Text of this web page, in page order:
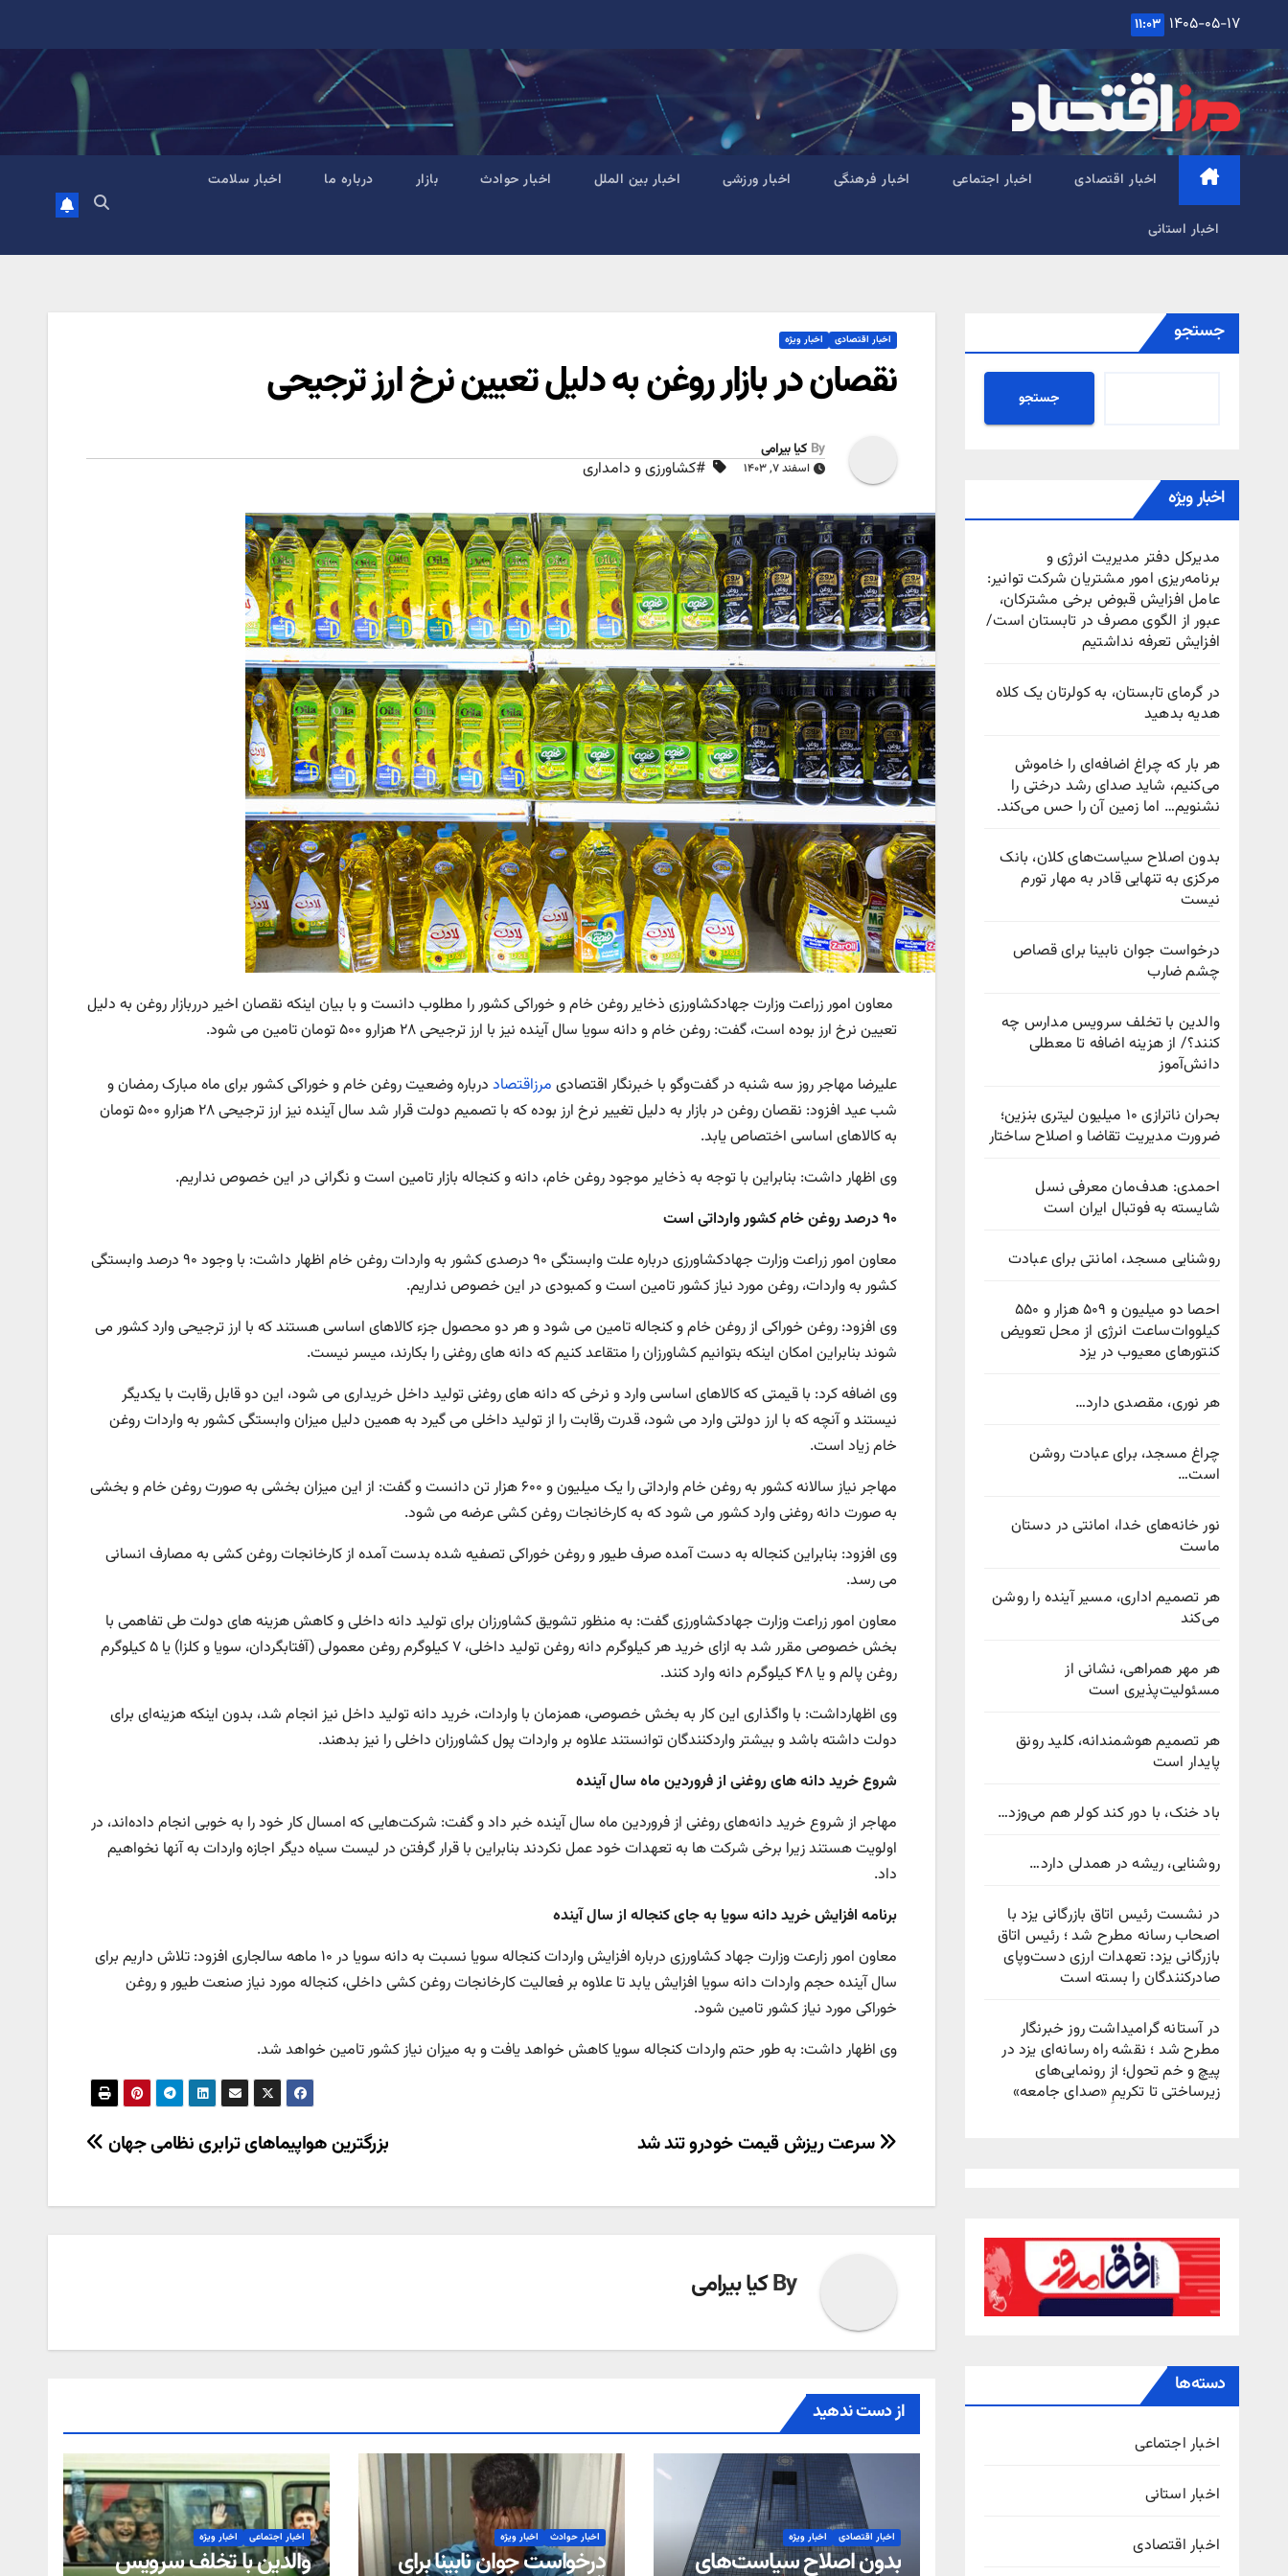
content
۱۴۰۵-۰۵-۱۷ ۱۱:۰۳
اخبار اقتصادی اخبار اجتماعی اخبار فرهنگی اخبار ورزشی اخبار بین الملل اخبار حوادث بازار درباره ما اخبار سلامت
اخبار استانی
جستجو
جستجو
اخبار ویژه
مدیرکل دفتر مدیریت انرژی و
برنامه‌ریزی امور مشتریان شرکت توانیر:
عامل افزایش قبوض برخی مشترکان،
عبور از الگوی مصرف در تابستان است/
افزایش تعرفه نداشتیم
در گرمای تابستان، به کولرتان یک کلاه
هدیه بدهید
هر بار که چراغ اضافه‌ای را خاموش
می‌کنیم، شاید صدای رشد درختی را
نشنویم… اما زمین آن را حس می‌کند.
بدون اصلاح سیاست‌های کلان، بانک
مرکزی به تنهایی قادر به مهار تورم
نیست
درخواست جوان نابینا برای قصاص
چشم ضارب
والدین با تخلف سرویس مدارس چه
کنند؟/ از هزینه اضافه تا معطلی
دانش‌آموز
بحران ناترازی ۱۰ میلیون لیتری بنزین؛
ضرورت مدیریت تقاضا و اصلاح ساختار
احمدی: هدف‌مان معرفی نسل
شایسته به فوتبال ایران است
روشنایی مسجد، امانتی برای عبادت
احصا دو میلیون و ۵۰۹ هزار و ۵۵۰
کیلووات‌ساعت انرژی از محل تعویض
کنتورهای معیوب در یزد
هر نوری، مقصدی دارد…
چراغ مسجد، برای عبادت روشن
است…
نور خانه‌های خدا، امانتی در دستان
ماست
هر تصمیم اداری، مسیر آینده را روشن
می‌کند
هر مهر همراهی، نشانی از
مسئولیت‌پذیری است
هر تصمیم هوشمندانه، کلید رونق
پایدار است
باد خنک، با دور کند کولر هم می‌وزد…
روشنایی، ریشه در همدلی دارد…
در نشست رئیس اتاق بازرگانی یزد با
اصحاب رسانه مطرح شد ؛ رئیس اتاق
بازرگانی یزد: تعهدات ارزی دست‌وپای
صادرکنندگان را بسته است
در آستانه گرامیداشت روز خبرنگار
مطرح شد ؛ نقشه راه رسانه‌ای یزد در
پیچ‌ و خم تحول؛ از رونمایی‌های
زیرساختی تا تکریمِ «صدای جامعه»
دسته‌ها
اخبار اجتماعی
اخبار استانی
اخبار اقتصادی
اخبار اقتصادی اخبار ویژه
نقصان در بازار روغن به دلیل تعیین نرخ ارز ترجیحی
By کیا بیرامی
اسفند ۷, ۱۴۰۳ #کشاورزی و دامداری
معاون امور زراعت وزارت جهادکشاورزی ذخایر روغن خام و خوراکی کشور را مطلوب دانست و با بیان اینکه نقصان اخیر درربازار روغن به دلیل
تعیین نرخ ارز بوده است، گفت: روغن خام و دانه سویا سال آینده نیز با ارز ترجیحی ۲۸ هزارو ۵۰۰ تومان تامین می شود.
علیرضا مهاجر روز سه شنبه در گفت‌وگو با خبرنگار اقتصادی مرزاقتصاد درباره وضعیت روغن خام و خوراکی کشور برای ماه مبارک رمضان و
شب عید افزود: نقصان روغن در بازار به دلیل تغییر نرخ ارز بوده که با تصمیم دولت قرار شد سال آینده نیز ارز ترجیحی ۲۸ هزارو ۵۰۰ تومان
به کالاهای اساسی اختصاص یابد.
وی اظهار داشت: بنابراین با توجه به ذخایر موجود روغن خام، دانه و کنجاله بازار تامین است و نگرانی در این خصوص نداریم.
۹۰ درصد روغن خام کشور وارداتی است
معاون امور زراعت وزارت جهادکشاورزی درباره علت وابستگی ۹۰ درصدی کشور به واردات روغن خام اظهار داشت: با وجود ۹۰ درصد وابستگی
کشور به واردات، روغن مورد نیاز کشور تامین است و کمبودی در این خصوص نداریم.
وی افزود: روغن خوراکی از روغن خام و کنجاله تامین می شود و هر دو محصول جزء کالاهای اساسی هستند که با ارز ترجیحی وارد کشور می
شوند بنابراین امکان اینکه بتوانیم کشاورزان را متقاعد کنیم که دانه های روغنی را بکارند، میسر نیست.
وی اضافه کرد: با قیمتی که کالاهای اساسی وارد و نرخی که دانه های روغنی تولید داخل خریداری می شود، این دو قابل رقابت با یکدیگر
نیستند و آنچه که با ارز دولتی وارد می شود، قدرت رقابت را از تولید داخلی می گیرد به همین دلیل میزان وابستگی کشور به واردات روغن
خام زیاد است.
مهاجر نیاز سالانه کشور به روغن خام وارداتی را یک میلیون و ۶۰۰ هزار تن دانست و گفت: از این میزان بخشی به صورت روغن خام و بخشی
به صورت دانه روغنی وارد کشور می شود که به کارخانجات روغن کشی عرضه می شود.
وی افزود: بنابراین کنجاله به دست آمده صرف طیور و روغن خوراکی تصفیه شده بدست آمده از کارخانجات روغن کشی به مصارف انسانی
می رسد.
معاون امور زراعت وزارت جهادکشاورزی گفت: به منظور تشویق کشاورزان برای تولید دانه داخلی و کاهش هزینه های دولت طی تفاهمی با
بخش خصوصی مقرر شد به ازای خرید هر کیلوگرم دانه روغن تولید داخلی، ۷ کیلوگرم روغن معمولی (آفتابگردان، سویا و کلزا) یا ۵ کیلوگرم
روغن پالم و یا ۴۸ کیلوگرم دانه وارد کنند.
وی اظهارداشت: با واگذاری این کار به بخش خصوصی، همزمان با واردات، خرید دانه تولید داخل نیز انجام شد، بدون اینکه هزینه‌ای برای
دولت داشته باشد و بیشتر واردکنندگان توانستند علاوه بر واردات پول کشاورزان داخلی را نیز بدهند.
شروع خرید دانه های روغنی از فروردین ماه سال آینده
مهاجر از شروع خرید دانه‌های روغنی از فروردین ماه سال آینده خبر داد و گفت: شرکت‌هایی که امسال کار خود را به خوبی انجام داده‌اند، در
اولویت هستند زیرا برخی شرکت ها به تعهدات خود عمل نکردند بنابراین با قرار گرفتن در لیست سیاه دیگر اجازه واردات به آنها نخواهیم
داد.
برنامه افزایش خرید دانه سویا به جای کنجاله از سال آینده
معاون امور زارعت وزارت جهاد کشاورزی درباره افزایش واردات کنجاله سویا نسبت به دانه سویا در ۱۰ ماهه سالجاری افزود: تلاش داریم برای
سال آینده حجم واردات دانه سویا افزایش یابد تا علاوه بر فعالیت کارخانجات روغن کشی داخلی، کنجاله مورد نیاز صنعت طیور و روغن
خوراکی مورد نیاز کشور تامین شود.
وی اظهار داشت: به طور حتم واردات کنجاله سویا کاهش خواهد یافت و به میزان نیاز کشور تامین خواهد شد.
راهبری
بزرگترین هواپیماهای ترابری نظامی جهان سرعت ریزش قیمت خودرو تند شد
Byکیا بیرامی
از دست ندهید
اخبار اقتصادی اخبار ویژه
بدون اصلاح سیاست‌های
اخبار حوادث اخبار ویژه
درخواست جوان نابینا برای
اخبار اجتماعی اخبار ویژه
والدین با تخلف سرویس